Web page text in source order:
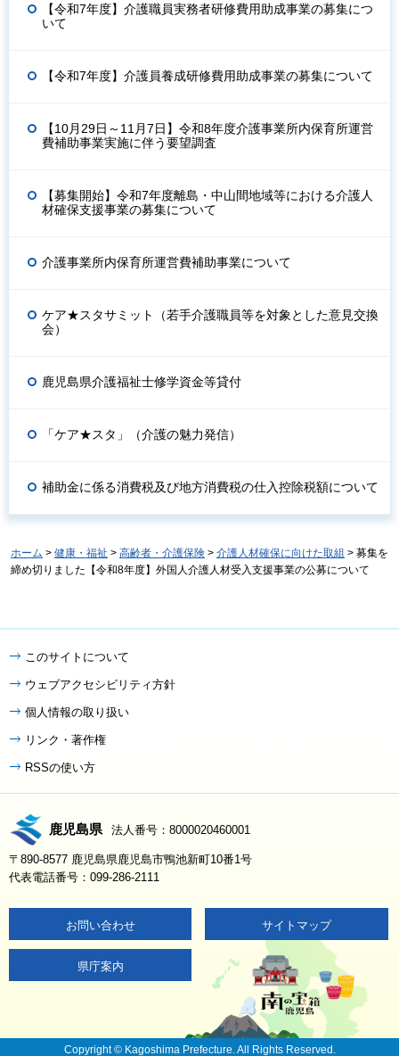
【令和7年度】介護職員実務者研修費用助成事業の募集につ
いて
【令和7年度】介護員養成研修費用助成事業の募集について
【10月29日～11月7日】令和8年度介護事業所内保育所運営
費補助事業実施に伴う要望調査
【募集開始】令和7年度離島・中山間地域等における介護人
材確保支援事業の募集について
介護事業所内保育所運営費補助事業について
ケア★スタサミット（若手介護職員等を対象とした意見交換
会）
鹿児島県介護福祉士修学資金等貸付
「ケア★スタ」（介護の魅力発信）
補助金に係る消費税及び地方消費税の仕入控除税額について
ホーム > 健康・福祉 > 高齢者・介護保険 > 介護人材確保に向けた取組 > 募集を
締め切りました【令和8年度】外国人介護人材受入支援事業の公募について
このサイトについて
ウェブアクセシビリティ方針
個人情報の取り扱い
リンク・著作権
RSSの使い方
鹿児島県 法人番号：8000020460001
〒890-8577 鹿児島県鹿児島市鴨池新町10番1号
代表電話番号：099-286-2111
お問い合わせ サイトマップ
県庁案内
Copyright © Kagoshima Prefecture. All Rights Reserved.